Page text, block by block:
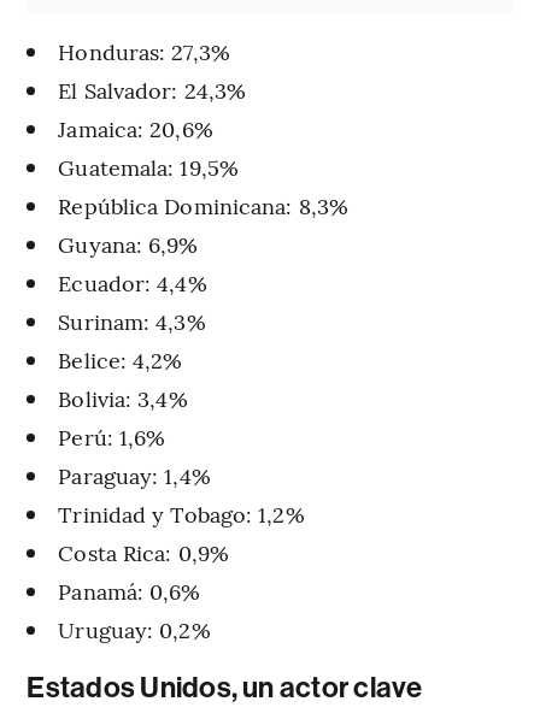
Honduras: 27,3%
El Salvador: 24,3%
Jamaica: 20,6%
Guatemala: 19,5%
República Dominicana: 8,3%
Guyana: 6,9%
Ecuador: 4,4%
Surinam: 4,3%
Belice: 4,2%
Bolivia: 3,4%
Perú: 1,6%
Paraguay: 1,4%
Trinidad y Tobago: 1,2%
Costa Rica: 0,9%
Panamá: 0,6%
Uruguay: 0,2%
Estados Unidos, un actor clave